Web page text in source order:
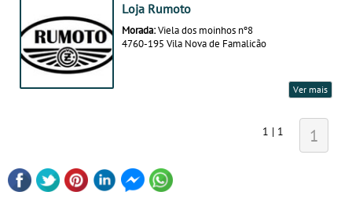
Loja Rumoto
Morada:Viela dos moinhos nº8
4760-195 Vila Nova de Famalicão
Ver mais
1 | 1 1